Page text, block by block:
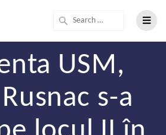
USM,
s-a